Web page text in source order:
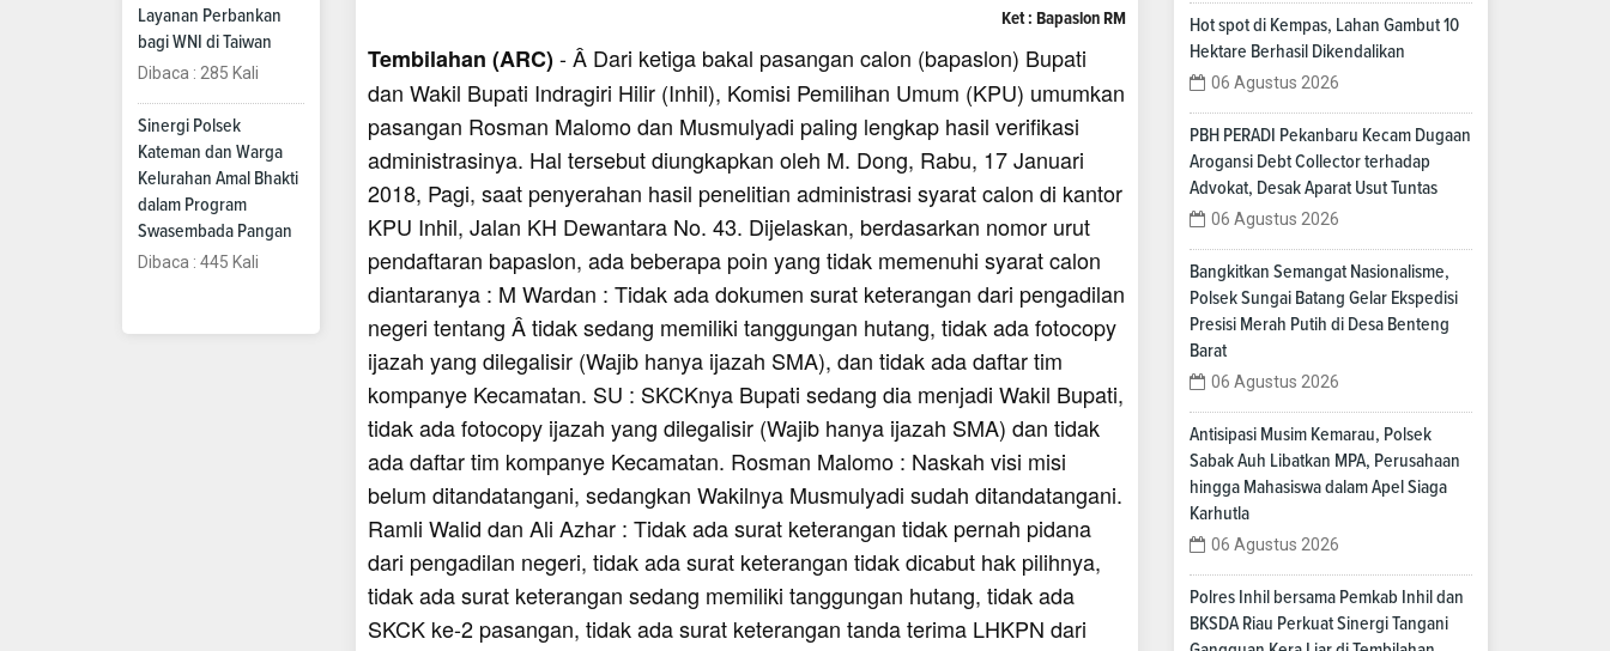
Layanan Perbankan
bagi WNI di Taiwan
Dibaca : 285 Kali
Sinergi Polsek
Kateman dan Warga
Kelurahan Amal Bhakti
dalam Program
Swasembada Pangan
Dibaca : 445 Kali
Ket : Bapaslon RM
Tembilahan (ARC)- Â Dari ketiga bakal pasangan calon (bapaslon) Bupati
dan Wakil Bupati Indragiri Hilir (Inhil), Komisi Pemilihan Umum (KPU) umumkan
pasangan Rosman Malomo dan Musmulyadi paling lengkap hasil verifikasi
administrasinya. Hal tersebut diungkapkan oleh M. Dong, Rabu, 17 Januari
2018, Pagi, saat penyerahan hasil penelitian administrasi syarat calon di kantor
KPU Inhil, Jalan KH Dewantara No. 43. Dijelaskan, berdasarkan nomor urut
pendaftaran bapaslon, ada beberapa poin yang tidak memenuhi syarat calon
diantaranya : M Wardan : Tidak ada dokumen surat keterangan dari pengadilan
negeri tentang Â tidak sedang memiliki tanggungan hutang, tidak ada fotocopy
ijazah yang dilegalisir (Wajib hanya ijazah SMA), dan tidak ada daftar tim
kompanye Kecamatan. SU : SKCKnya Bupati sedang dia menjadi Wakil Bupati,
tidak ada fotocopy ijazah yang dilegalisir (Wajib hanya ijazah SMA) dan tidak
ada daftar tim kompanye Kecamatan. Rosman Malomo : Naskah visi misi
belum ditandatangani, sedangkan Wakilnya Musmulyadi sudah ditandatangani.
Ramli Walid dan Ali Azhar : Tidak ada surat keterangan tidak pernah pidana
dari pengadilan negeri, tidak ada surat keterangan tidak dicabut hak pilihnya,
tidak ada surat keterangan sedang memiliki tanggungan hutang, tidak ada
SKCK ke-2 pasangan, tidak ada surat keterangan tanda terima LHKPN dari
Hot spot di Kempas, Lahan Gambut 10
Hektare Berhasil Dikendalikan
06 Agustus 2026
PBH PERADI Pekanbaru Kecam Dugaan
Arogansi Debt Collector terhadap
Advokat, Desak Aparat Usut Tuntas
06 Agustus 2026
Bangkitkan Semangat Nasionalisme,
Polsek Sungai Batang Gelar Ekspedisi
Presisi Merah Putih di Desa Benteng
Barat
06 Agustus 2026
Antisipasi Musim Kemarau, Polsek
Sabak Auh Libatkan MPA, Perusahaan
hingga Mahasiswa dalam Apel Siaga
Karhutla
06 Agustus 2026
Polres Inhil bersama Pemkab Inhil dan
BKSDA Riau Perkuat Sinergi Tangani